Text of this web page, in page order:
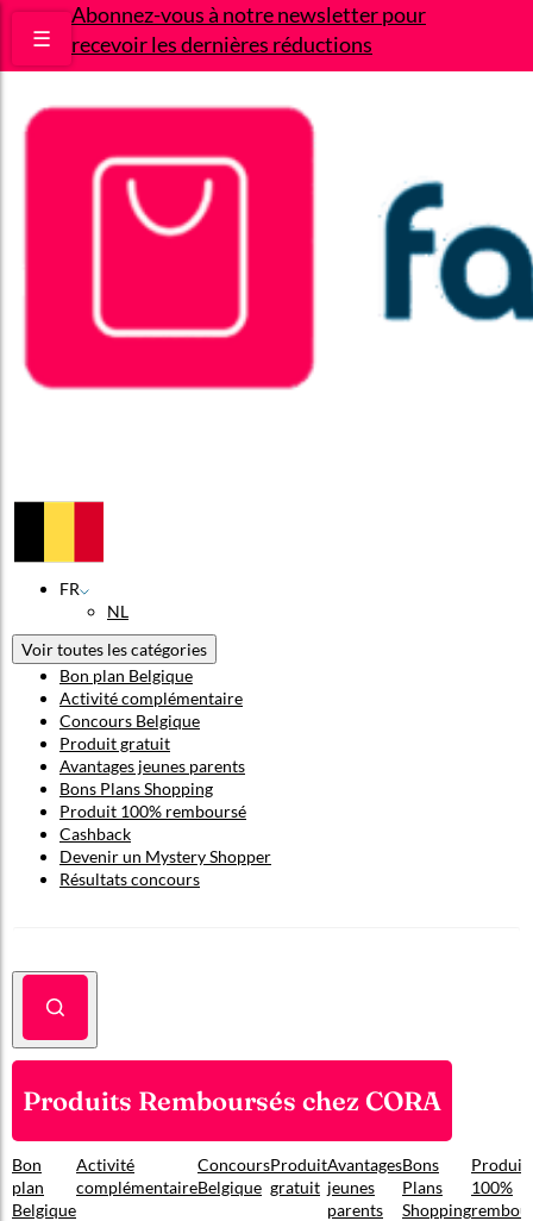
Abonnez-vous à notre newsletter pour
recevoir les dernières réductions
☰
FR
NL
Voir toutes les catégories
Bon plan Belgique
Activité complémentaire
Concours Belgique
Produit gratuit
Avantages jeunes parents
Bons Plans Shopping
Produit 100% remboursé
Cashback
Devenir un Mystery Shopper
Résultats concours
Produits Remboursés chez CORA
Bon
plan
Belgique
Activité
complémentaire
Concours
Belgique
Produit
gratuit
Avantages
jeunes
parents
Bons
Plans
Shopping
Produit
100%